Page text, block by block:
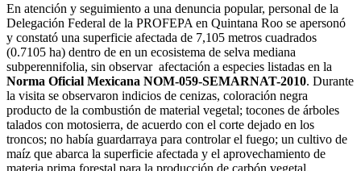
En atención y seguimiento a una denuncia popular, personal de la
Delegación Federal de la PROFEPA en Quintana Roo se apersonó
y constató una superficie afectada de 7,105 metros cuadrados
(0.7105 ha) dentro de en un ecosistema de selva mediana
subperennifolia, sin observar afectación a especies listadas en la
Norma Oficial Mexicana NOM-059-SEMARNAT-2010. Durante
la visita se observaron indicios de cenizas, coloración negra
producto de la combustión de material vegetal; tocones de árboles
talados con motosierra, de acuerdo con el corte dejado en los
troncos; no había guardarraya para controlar el fuego; un cultivo de
maíz que abarca la superficie afectada y el aprovechamiento de
materia prima forestal para la producción de carbón vegetal,